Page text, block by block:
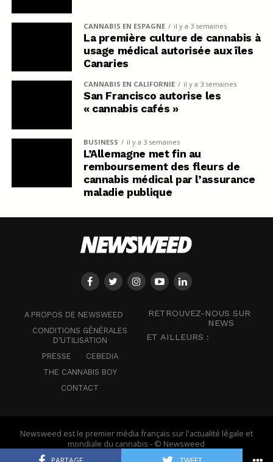
CANNABIS EN ESPAGNE il y a 3 semaines
La première culture de cannabis à
usage médical autorisée aux îles
Canaries
CANNABIS EN CALIFORNIE il y a 3 semaines
San Francisco autorise les
« cannabis cafés »
BUSINESS il y a 3 semaines
L’Allemagne met fin au
remboursement des fleurs de
cannabis médical par l’assurance
maladie publique
A PROPOS DE NEWSWEED
CONDITIONS GÉNÉRALES
D’UTILISATION
PRESSE
CEBEDIA
THE CANNABIS BOY
CONTACT
RETROUVEZ-NOUS SUR
NEWS
ET AILLEURS :
Newsweed est le premier média français sur l'actualité légale et
mondiale du cannabis - © Newsweed